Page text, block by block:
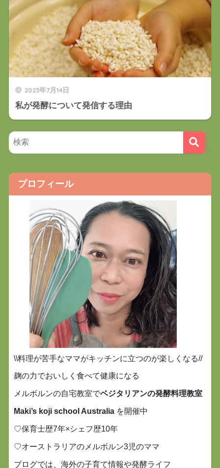
2023年7月14日
私が発酵について発信する理由
プロフィール
\\料理が苦手なママがキッチンに立つのが楽しくなる//
麹の力でおいしく食べて健康になる
メルボルンの自宅教室でベジタリアンの発酵料理教室
Maki’s koji school Australiaを開催中
♡保育士歴7年×シェフ歴10年
♡オーストラリアのメルボルン3児のママ
ブログでは、海外の子育て情報や発酵ライフ